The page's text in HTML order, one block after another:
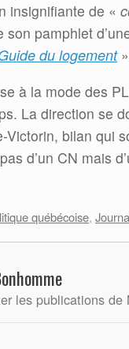
insignifiante de «
son pamphlet
du logement
à la mode des
La direction se
bilan qui
d’un CN mais
québécoise,
les publications de